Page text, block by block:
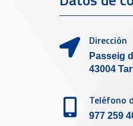
Dirección
Passeig
43004
Teléfono
977 259